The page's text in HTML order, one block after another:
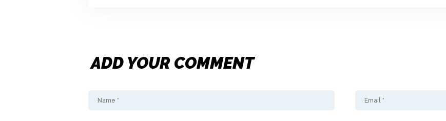
ADD YOUR COMMENT